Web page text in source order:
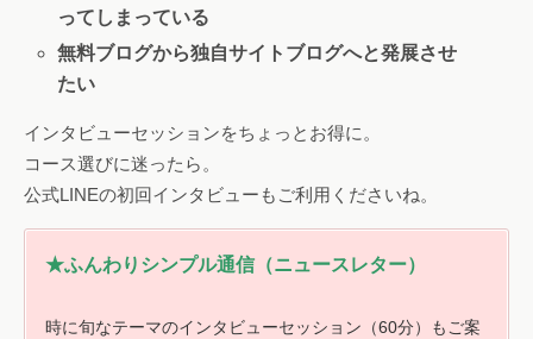
ってしまっている
無料ブログから独自サイトブログへと発展させ
たい
インタビューセッションをちょっとお得に。
コース選びに迷ったら。
公式LINEの初回インタビューもご利用くださいね。
★ふんわりシンプル通信（ニュースレター）
時に旬なテーマのインタビューセッション（60分）もご案